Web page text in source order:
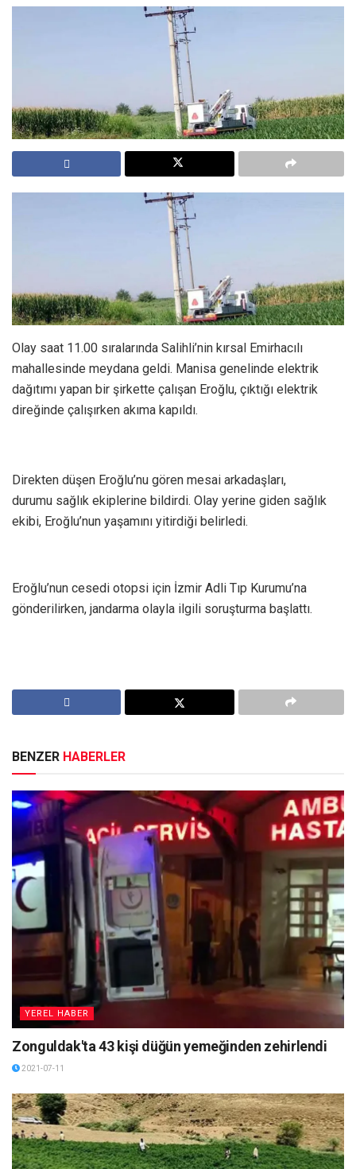
Olay saat 11.00 sıralarında Salihli’nin kırsal Emirhacılı
mahallesinde meydana geldi. Manisa genelinde elektrik
dağıtımı yapan bir şirkette çalışan Eroğlu, çıktığı elektrik
direğinde çalışırken akıma kapıldı.
Direkten düşen Eroğlu’nu gören mesai arkadaşları,
durumu sağlık ekiplerine bildirdi. Olay yerine giden sağlık
ekibi, Eroğlu’nun yaşamını yitirdiği belirledi.
Eroğlu’nun cesedi otopsi için İzmir Adli Tıp Kurumu’na
gönderilirken, jandarma olayla ilgili soruşturma başlattı.
BENZER HABERLER
YEREL HABER
Zonguldak'ta 43 kişi düğün yemeğinden zehirlendi
2021-07-11